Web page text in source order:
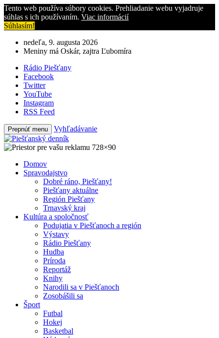
Tento web používa súbory cookies. Prehliadanie webu vyjadruje
súhlas s ich používaním. Viac informácií
Súhlasím!
nedeľa, 9. augusta 2026
Meniny má Oskár, zajtra Ľubomíra
Rádio Piešťany
Facebook
Twitter
YouTube
Instagram
RSS Feed
Prepnúť menu Vyhľadávanie
Domov
Spravodajstvo
Dobré ráno, Piešťany!
Piešťany aktuálne
Región Piešťany
Trnavský kraj
Kultúra a spoločnosť
Podujatia v Piešťanoch a región
Výstavy
Rádio Piešťany
Hudba
Príroda
Reportáž
Knihy
Narodili sa v Piešťanoch
Zosobášili sa
Šport
Futbal
Hokej
Basketbal